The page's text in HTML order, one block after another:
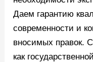
Даем гарантию
современности и
вносимых правок.
как